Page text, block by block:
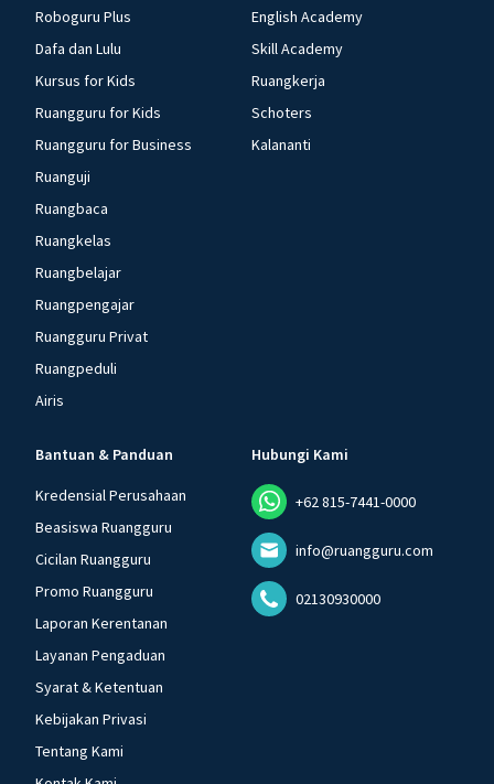
Roboguru Plus
Dafa dan Lulu
Kursus for Kids
Ruangguru for Kids
Ruangguru for Business
Ruanguji
Ruangbaca
Ruangkelas
Ruangbelajar
Ruangpengajar
Ruangguru Privat
Ruangpeduli
Airis
English Academy
Skill Academy
Ruangkerja
Schoters
Kalananti
Bantuan & Panduan
Kredensial Perusahaan
Beasiswa Ruangguru
Cicilan Ruangguru
Promo Ruangguru
Laporan Kerentanan
Layanan Pengaduan
Syarat & Ketentuan
Kebijakan Privasi
Tentang Kami
Hubungi Kami
+62 815-7441-0000
info@ruangguru.com
02130930000